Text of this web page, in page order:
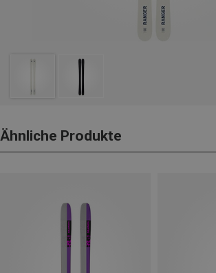
Ähnliche Produkte